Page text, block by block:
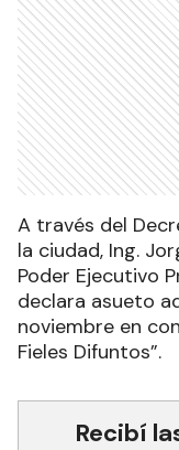
A través del
la ciudad, Ing.
Poder Ejecutivo
declara asueto
noviembre en
Fieles Difuntos”.
Recibí